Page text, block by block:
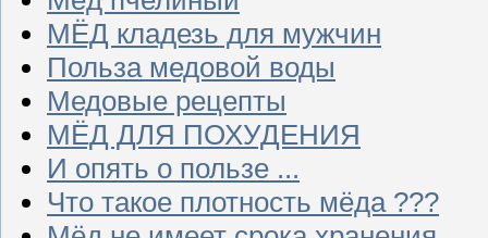
МЁД кладезь для мужчин
Польза медовой воды
Медовые рецепты
МЁД ДЛЯ ПОХУДЕНИЯ
И опять о пользе ...
Что такое плотность мёда ???